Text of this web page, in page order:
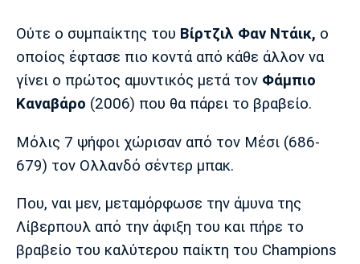
Ούτε ο συμπαίκτης του Βίρτζιλ Φαν Ντάικ, ο
οποίος έφτασε πιο κοντά από κάθε άλλον να
γίνει ο πρώτος αμυντικός μετά τον Φάμπιο
Καναβάρο (2006) που θα πάρει το βραβείο.
Μόλις 7 ψήφοι χώρισαν από τον Μέσι (686-
679) τον Ολλανδό σέντερ μπακ.
Που, ναι μεν, μεταμόρφωσε την άμυνα της
Λίβερπουλ από την άφιξη του και πήρε το
βραβείο του καλύτερου παίκτη του Champions